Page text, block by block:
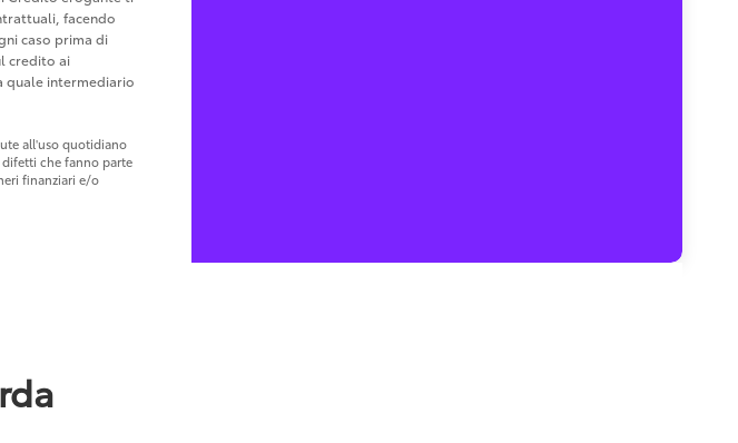
facendo
caso prima di
credito ai
quale intermediario
all'uso quotidiano
che fanno parte
finanziari e/o